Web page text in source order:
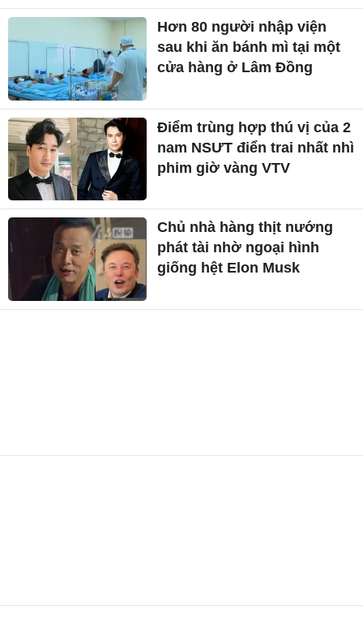
Hơn 80 người nhập viện
sau khi ăn bánh mì tại một
cửa hàng ở Lâm Đồng
Điểm trùng hợp thú vị của 2
nam NSƯT điển trai nhất nhì
phim giờ vàng VTV
Chủ nhà hàng thịt nướng
phát tài nhờ ngoại hình
giống hệt Elon Musk